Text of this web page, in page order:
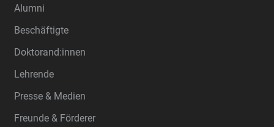
Alumni
Beschäftigte
Doktorand:innen
Lehrende
Presse & Medien
Freunde & Förderer